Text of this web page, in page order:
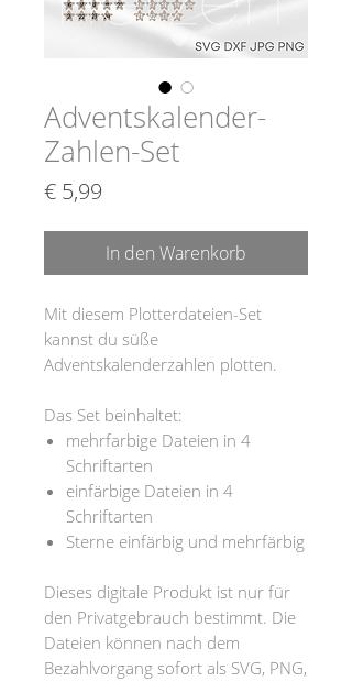
Adventskalender-
Zahlen-Set
€ 5,99
In den Warenkorb
Mit diesem Plotterdateien-Set
kannst du süße
Adventskalenderzahlen plotten.
Das Set beinhaltet:
mehrfarbige Dateien in 4
Schriftarten
einfärbige Dateien in 4
Schriftarten
Sterne einfärbig und mehrfärbig
Dieses digitale Produkt ist nur für
den Privatgebrauch bestimmt. Die
Dateien können nach dem
Bezahlvorgang sofort als SVG, PNG,